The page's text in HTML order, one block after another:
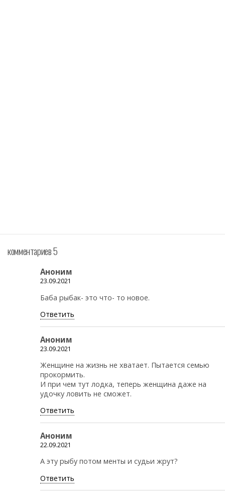
комментариев 5
Аноним
23.09.2021
Баба рыбак- это что- то новое.
Ответить
Аноним
23.09.2021
Женщине на жизнь не хватает. Пытается семью
прокормить.
И при чем тут лодка, теперь женщина даже на
удочку ловить не сможет.
Ответить
Аноним
22.09.2021
А эту рыбу потом менты и судьи жрут?
Ответить